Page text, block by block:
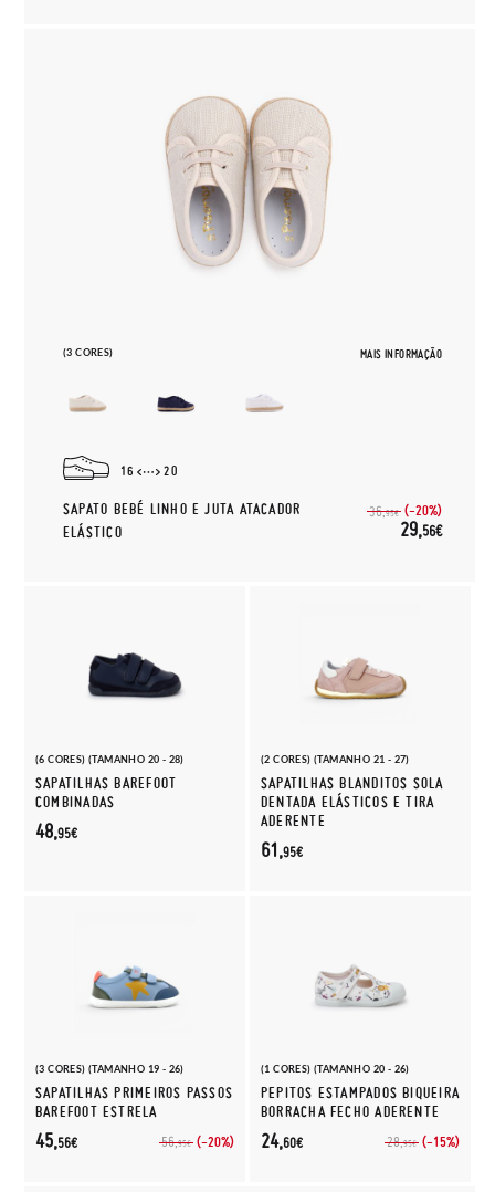
(3 CORES) MAIS INFORMAÇÃO
16 20
SAPATO BEBÉ LINHO E JUTA ATACADOR
ELÁSTICO
36,95€ (-20%)
29,56€
(6 CORES) (TAMANHO 20 - 28)
SAPATILHAS BAREFOOT
COMBINADAS
48,95€
(2 CORES) (TAMANHO 21 - 27)
SAPATILHAS BLANDITOS SOLA
DENTADA ELÁSTICOS E TIRA
ADERENTE
61,95€
(3 CORES) (TAMANHO 19 - 26)
SAPATILHAS PRIMEIROS PASSOS
BAREFOOT ESTRELA
56,95€ (-20%)
45,56€
(1 CORES) (TAMANHO 20 - 26)
PEPITOS ESTAMPADOS BIQUEIRA
BORRACHA FECHO ADERENTE
28,95€ (-15%)
24,60€